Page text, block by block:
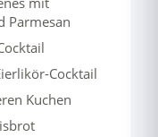
Parmesan
Cocktail
Kuchen